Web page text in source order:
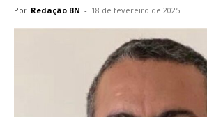
Por Redação BN - 18 de fevereiro de 2025